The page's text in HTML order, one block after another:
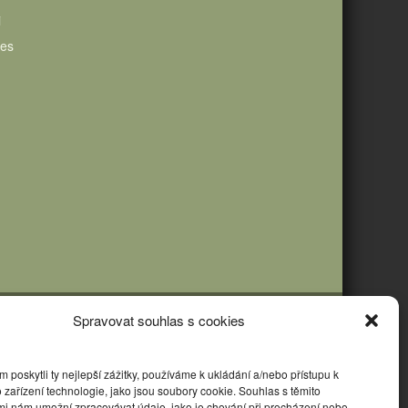
Spravovat souhlas s cookies
poskytli ty nejlepší zážitky, používáme k ukládání a/nebo přístupu k
zařízení technologie, jako jsou soubory cookie. Souhlas s těmito